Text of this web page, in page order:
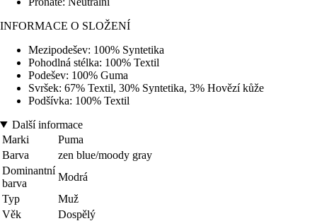
INFORMACE O SLOŽENÍ
Mezipodešev: 100% Syntetika
Pohodlná stélka: 100% Textil
Podešev: 100% Guma
Svršek: 67% Textil, 30% Syntetika, 3% Hovězí kůže
Podšívka: 100% Textil
Další informace
Marki
Puma
Barva
zen blue/moody gray
Dominantní
barva
Modrá
Typ
Muž
Věk
Dospělý